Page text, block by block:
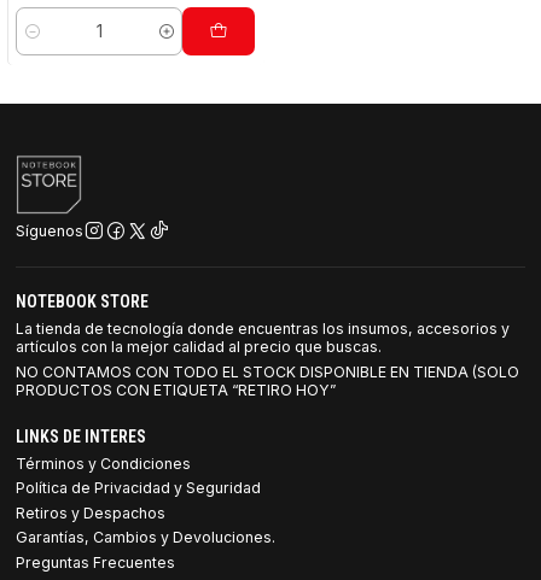
Cantidad
Síguenos
NOTEBOOK STORE
La tienda de tecnología donde encuentras los insumos, accesorios y
artículos con la mejor calidad al precio que buscas.
NO CONTAMOS CON TODO EL STOCK DISPONIBLE EN TIENDA (SOLO
PRODUCTOS CON ETIQUETA “RETIRO HOY”
LINKS DE INTERES
Términos y Condiciones
Política de Privacidad y Seguridad
Retiros y Despachos
Garantías, Cambios y Devoluciones.
Preguntas Frecuentes